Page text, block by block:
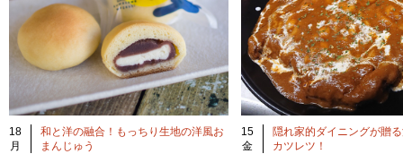
18
月
和と洋の融合！もっちり生地の洋風お
まんじゅう
15
金
隠れ家的ダイニングが贈
カツレツ！